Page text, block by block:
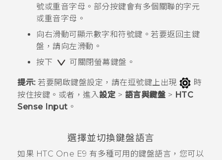
號或重音字母。部分按鍵會有多個關聯的字元
或重音字母。
向右滑動可顯示數字和符號鍵。若要返回主鍵
盤，請向左滑動。
按下
可關閉螢幕鍵盤。
提示:若要開啟鍵盤設定，請在逗號鍵上出現
時
按住按鍵。或者，進入設定 > 語言與鍵盤 > HTC
Sense Input 。
選擇並切換鍵盤語言
如果 HTC One E9‍ 有多種可用的鍵盤語言，您可以